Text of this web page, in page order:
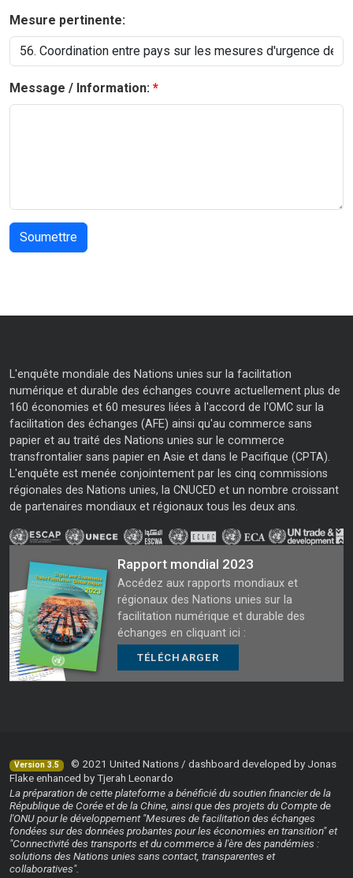
Mesure pertinente:
Message / Information:
L'enquête mondiale des Nations unies sur la facilitation
numérique et durable des échanges couvre actuellement plus de
160 économies et 60 mesures liées à l'accord de l'OMC sur la
facilitation des échanges (AFE) ainsi qu'au commerce sans
papier et au traité des Nations unies sur le commerce
transfrontalier sans papier en Asie et dans le Pacifique (CPTA).
L'enquête est menée conjointement par les cinq commissions
régionales des Nations unies, la CNUCED et un nombre croissant
de partenaires mondiaux et régionaux tous les deux ans.
Rapport mondial 2023
Accédez aux rapports mondiaux et
régionaux des Nations unies sur la
facilitation numérique et durable des
échanges en cliquant ici :
TÉLÉCHARGER
Version 3.5
© 2021 United Nations / dashboard developed by Jonas
Flake enhanced by Tjerah Leonardo
La préparation de cette plateforme a bénéficié du soutien financier de la
République de Corée et de la Chine, ainsi que des projets du Compte de
l'ONU pour le développement "Mesures de facilitation des échanges
fondées sur des données probantes pour les économies en transition" et
"Connectivité des transports et du commerce à l'ère des pandémies :
solutions des Nations unies sans contact, transparentes et
collaboratives".